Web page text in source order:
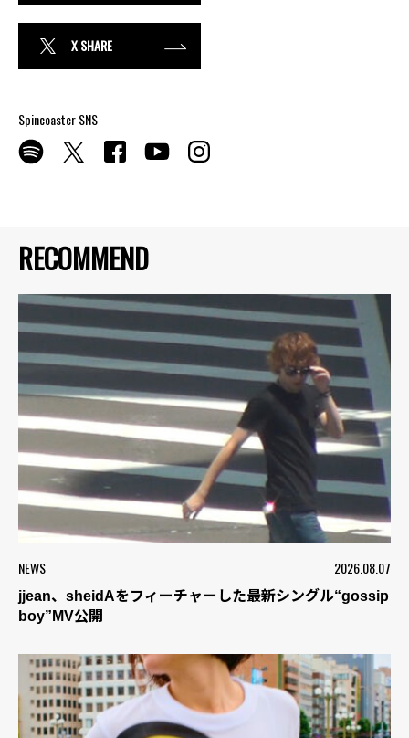
RECOMMEND
NEWS 2026.08.07
jjean、sheidAをフィーチャーした最新シングル“gossip
boy”MV公開
X SHARE
Spincoaster SNS